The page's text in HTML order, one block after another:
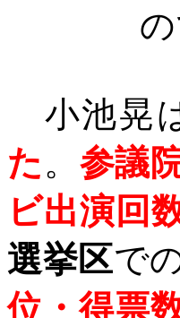
小池晃
た 。 参議
ビ出演回
選挙区で
位・得票